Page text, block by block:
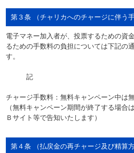
第３条 （チャリカへのチャージに伴う手
電子マネー加入者が、投票するための資
るための手数料の負担については下記の
す。
記
チャージ手数料：無料キャンペーン中は
（無料キャンペーン期間が終了する場合
Ｂサイト等で告知いたします）
第４条 （払戻金の再チャージ及び精算